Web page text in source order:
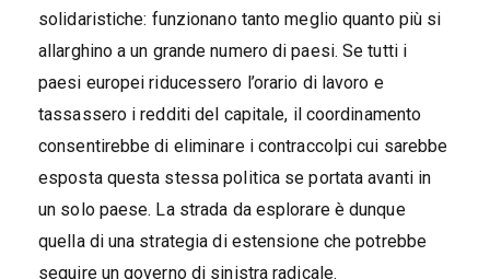
solidaristiche: funzionano tanto meglio quanto più si
allarghino a un grande numero di paesi. Se tutti i
paesi europei riducessero l’orario di lavoro e
tassassero i redditi del capitale, il coordinamento
consentirebbe di eliminare i contraccolpi cui sarebbe
esposta questa stessa politica se portata avanti in
un solo paese. La strada da esplorare è dunque
quella di una strategia di estensione che potrebbe
seguire un governo di sinistra radicale.